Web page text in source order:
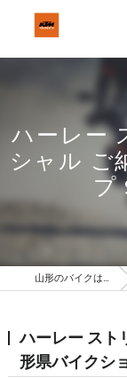
ハーレー
シャル ご
プ
山形のバイクはBeSTAR株式会社
ハーレー スト
形県バイクシ